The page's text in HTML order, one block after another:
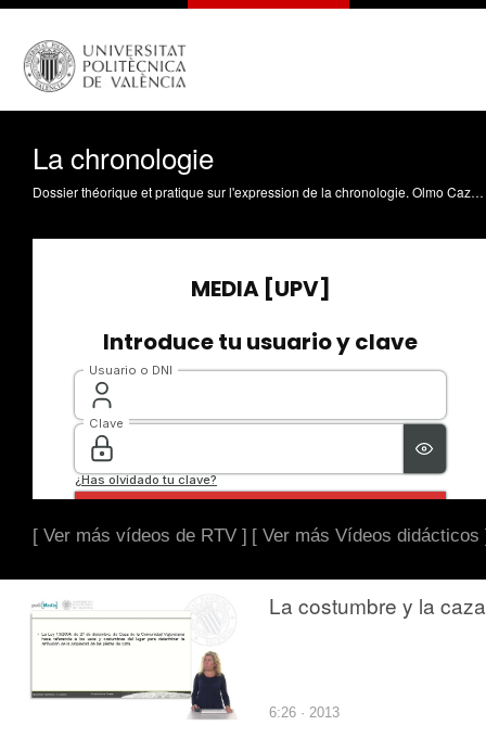
La chronologie
Dossier théorique et pratique sur l'expression de la chronologie. Olmo Cazevieille, FT. (2009). La chronologie. https://riunet.upv.es/handle/10251/5524
[ Ver más vídeos de RTV ] [ Ver más Vídeos didácticos
La costumbre y la caza
6:26 · 2013